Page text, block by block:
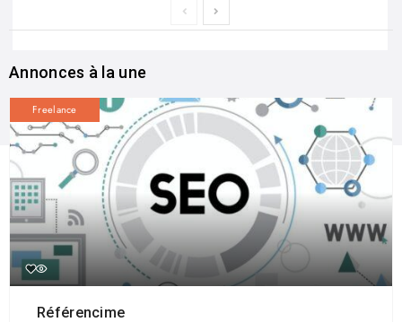
Annonces à la une
Freelance
Référencime